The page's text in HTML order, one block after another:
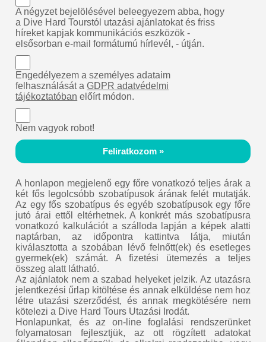
A négyzet bejelölésével beleegyezem abba, hogy
a Dive Hard Tourstól utazási ajánlatokat és friss
híreket kapjak kommunikációs eszközök -
elsősorban e-mail formátumú hírlevél, - útján.
Engedélyezem a személyes adataim
felhasználását aGDPR adatvédelmi
tájékoztatóban előírt módon.
Nem vagyok robot!
Feliratkozom »
A honlapon megjelenő egy főre vonatkozó teljes árak a
két fős legolcsóbb szobatípusok árának felét mutatják.
Az egy fős szobatípus és egyéb szobatípusok egy főre
jutó árai ettől eltérhetnek. A konkrét más szobatípusra
vonatkozó kalkulációt a szálloda lapján a képek alatti
naptárban, az időpontra kattintva látja, miután
kiválasztotta a szobában lévő felnőtt(ek) és esetleges
gyermek(ek) számát. A fizetési ütemezés a teljes
összeg alatt látható.
Az ajánlatok nem a szabad helyeket jelzik. Az utazásra
jelentkezési űrlap kitöltése és annak elküldése nem hoz
létre utazási szerződést, és annak megkötésére nem
kötelezi a Dive Hard Tours Utazási Irodát.
Honlapunkat, és az on-line foglalási rendszerünket
folyamatosan fejlesztjük, az ott rögzített adatokat